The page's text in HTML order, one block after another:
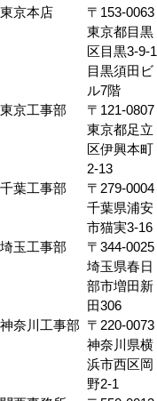
東京本店
〒153-0063
東京都目黒
区目黒3-9-1
目黒須田ビ
ル7階
東京工事部
〒121-0807
東京都足立
区伊興本町
2-13
千葉工事部
〒279-0004
千葉県浦安
市猫実3-16
埼玉工事部
〒344-0025
埼玉県春日
部市増田新
田306
神奈川工事部 〒220-0073
神奈川県横
浜市西区岡
野2-1